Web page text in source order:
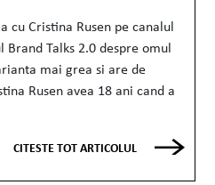
cu Cristina Rusen pe canalul
Brand Talks 2.0 despre omul
mai grea si are de
Rusen avea 18 ani cand a
CITESTE TOT ARTICOLUL